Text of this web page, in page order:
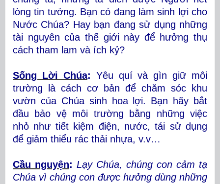
lòng tin tưởng. Bạn có đang làm sinh lợi cho
Nước Chúa? Hay bạn đang sử dụng những
tài nguyên của thế giới này để hưởng thụ
cách tham lam và ích kỷ?
Sống Lời Chúa: Yêu quí và gìn giữ môi
trường là cách cơ bản để chăm sóc khu
vườn của Chúa sinh hoa lợi. Bạn hãy bắt
đầu bảo vệ môi trường bằng những việc
nhỏ như tiết kiệm điện, nước, tái sử dụng
để giảm thiểu rác thải nhựa, v.v…
Cầu nguyện: Lạy Chúa, chúng con cảm tạ
Chúa vì chúng con được hưởng dùng những